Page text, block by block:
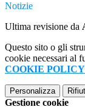
Notizie
Ultima revisione da
Questo sito o gli
cookie necessari al
COOKIE POLICY
Personalizza
Gestione cookie